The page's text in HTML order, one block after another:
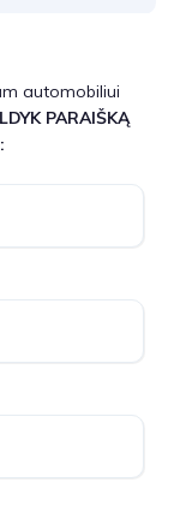
automobiliui
PARAIŠKĄ